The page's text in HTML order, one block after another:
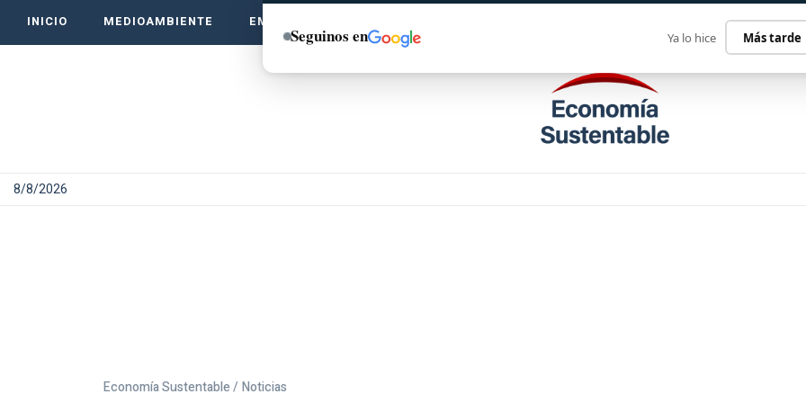
INICIO MEDIOAMBIENTE EMPRENDE VERDE
8/8/2026
Economía Sustentable / Noticias
Seguinos en Ya lo hice Más tarde